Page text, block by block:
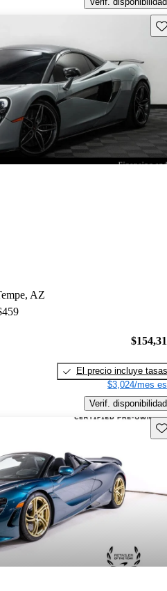
AZ
El precio incluye tasas
$3,024/mes
Verif. disponibilidad